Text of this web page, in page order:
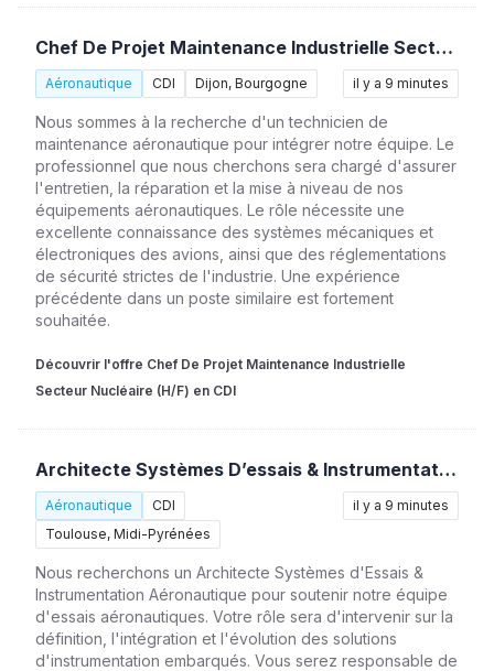
Chef De Projet Maintenance Industrielle Secteur Nucléaire (H/F)
Aéronautique CDI Dijon, Bourgogne il y a 9 minutes
Nous sommes à la recherche d'un technicien de
maintenance aéronautique pour intégrer notre équipe. Le
professionnel que nous cherchons sera chargé d'assurer
l'entretien, la réparation et la mise à niveau de nos
équipements aéronautiques. Le rôle nécessite une
excellente connaissance des systèmes mécaniques et
électroniques des avions, ainsi que des réglementations
de sécurité strictes de l'industrie. Une expérience
précédente dans un poste similaire est fortement
souhaitée.
Découvrir l'offre Chef De Projet Maintenance Industrielle
Secteur Nucléaire (H/F) en CDI
Architecte Systèmes D’essais & Instrumentation Aéronautique (H/F)
Aéronautique
CDI
Toulouse, Midi-Pyrénées
il y a 9 minutes
Nous recherchons un Architecte Systèmes d'Essais &
Instrumentation Aéronautique pour soutenir notre équipe
d'essais aéronautiques. Votre rôle sera d'intervenir sur la
définition, l'intégration et l'évolution des solutions
d'instrumentation embarqués. Vous serez responsable de